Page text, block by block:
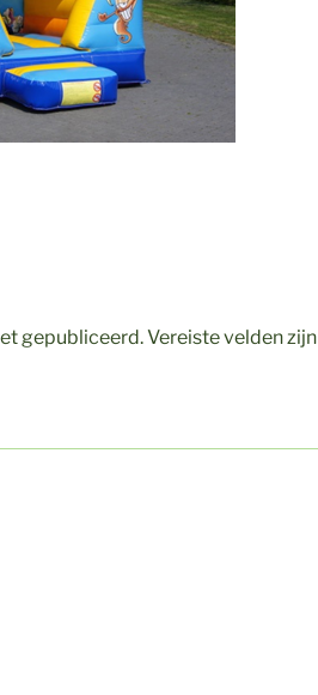
gepubliceerd.Vereiste velden zijn